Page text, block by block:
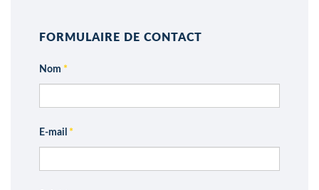
FORMULAIRE DE CONTACT
Nom *
E-mail *